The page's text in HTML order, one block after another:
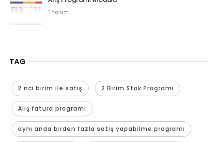
1 Yorum
TAG
2 nci birim ile satış 2.Birim Stok Programı
Alış fatura programı
aynı anda birden fazla satış yapabilme programı